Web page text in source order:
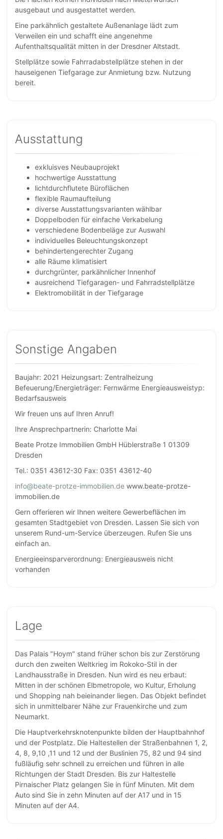
ausgebaut und ausgestattet werden.
Eine parkähnlich gestaltete Außenanlage lädt zum
Verweilen ein und schafft eine angenehme
Aufenthaltsqualität mitten in der Dresdner Altstadt.
Stellplätze sowie Fahrradabstellplätze stehen in der
hauseigenen Tiefgarage zur Anmietung bzw. Nutzung
bereit.
Ausstattung
exkluisves Neubauprojekt
hochwertige Ausstattung
lichtdurchflutete Büroflächen
flexible Raumaufteilung
diverse Ausstattungsvarianten wählbar
Doppelboden für einfache Verkabelung
verschiedene Bodenbeläge zur Auswahl
individuelles Beleuchtungskonzept
behindertengerechter Zugang
alle Räume klimatisiert
durchgrünter, parkähnlicher Innenhof
ausreichend Tiefgaragen- und Fahrradstellplätze
Elektromobilität in der Tiefgarage
Sonstige Angaben
Baujahr: 2021 Heizungsart: Zentralheizung
Befeuerung/Energieträger: Fernwärme Energieausweistyp:
Bedarfsausweis
Wir freuen uns auf Ihren Anruf!
Ihre Ansprechpartnerin: Charlotte Mai
Beate Protze Immobilien GmbH Hüblerstraße 1 01309
Dresden
Tel.: 0351 43612-30 Fax: 0351 43612-40
info@beate-protze-immobilien.de www.beate-protze-
immobilien.de
Gern offerieren wir Ihnen weitere Gewerbeflächen im
gesamten Stadtgebiet von Dresden. Lassen Sie sich von
unserem Rund-um-Service überzeugen. Rufen Sie uns
einfach an.
Energieeinsparverordnung: Energieausweis nicht
vorhanden
Lage
Das Palais "Hoym" stand früher schon bis zur Zerstörung
durch den zweiten Weltkrieg im Rokoko-Stil in der
Landhausstraße in Dresden. Nun wird es neu erbaut:
Mitten in der schönen Elbmetropole, wo Kultur, Erholung
und Shopping nah beieinander liegen. Das Objekt befindet
sich in unmittelbarer Nähe zur Frauenkirche und zum
Neumarkt.
Die Hauptverkehrsknotenpunkte bilden der Hauptbahnhof
und der Postplatz. Die Haltestellen der Straßenbahnen 1, 2,
4, 8, 9,10 ,11 und 12 und der Buslinien 75, 82 und 94 sind
fußläufig sehr schnell zu erreichen und führen in alle
Richtungen der Stadt Dresden. Bis zur Haltestelle
Pirnaischer Platz gelangen Sie in fünf Minuten. Mit dem
Auto sind Sie in zehn Minuten auf der A17 und in 15
Minuten auf der A4.